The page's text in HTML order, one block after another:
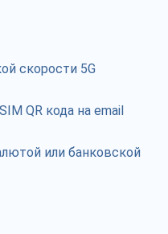
скорости 5G
QR кода на email
или банковской